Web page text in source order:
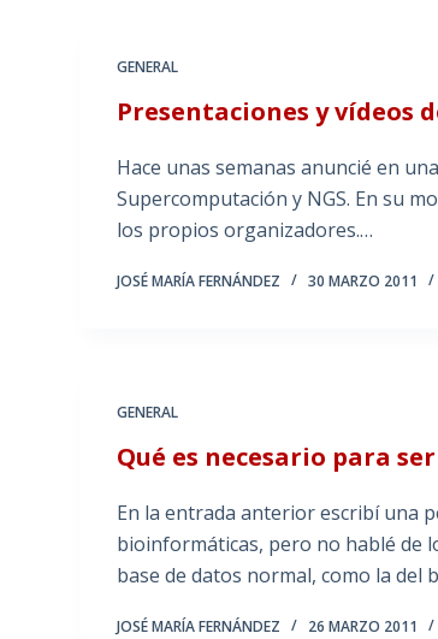
GENERAL
Presentaciones y vídeos
Hace unas semanas anuncié en
Supercomputación y NGS. En su
los propios organizadores.…
JOSÉ MARÍA FERNÁNDEZ 30 MARZO 2011
GENERAL
Qué es necesario para
En la entrada anterior escribí una
bioinformáticas, pero no hablé de
base de datos normal, como la del
JOSÉ MARÍA FERNÁNDEZ 26 MARZO 2011